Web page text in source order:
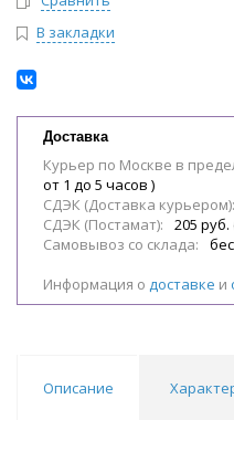
В закладки
Доставка
Курьер по Москве в
от 1 до 5 часов )
СДЭК (Доставка курьером):
СДЭК (Постамат):
205 руб.
Самовывоз со склада:
Информация о доставке и
Описание